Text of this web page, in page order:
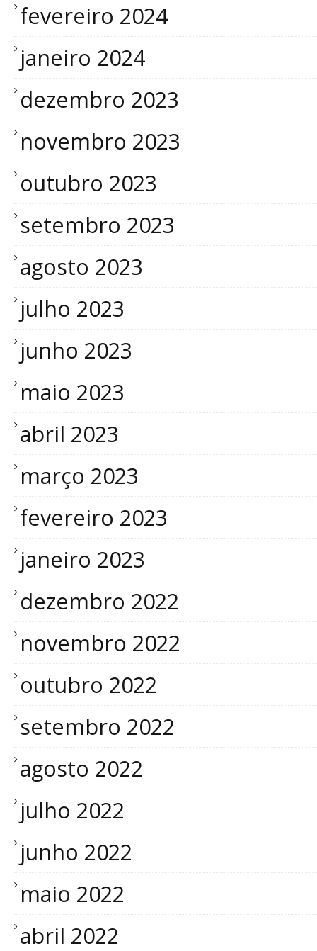
fevereiro 2024
janeiro 2024
dezembro 2023
novembro 2023
outubro 2023
setembro 2023
agosto 2023
julho 2023
junho 2023
maio 2023
abril 2023
março 2023
fevereiro 2023
janeiro 2023
dezembro 2022
novembro 2022
outubro 2022
setembro 2022
agosto 2022
julho 2022
junho 2022
maio 2022
abril 2022